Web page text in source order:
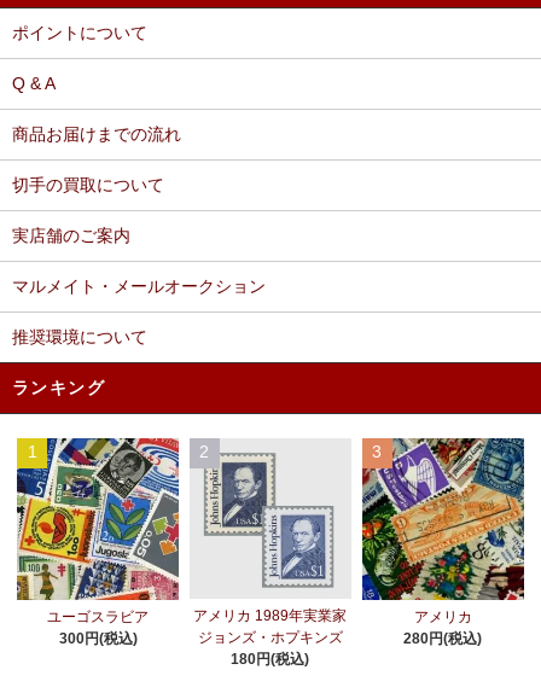
ポイントについて
Q & A
商品お届けまでの流れ
切手の買取について
実店舗のご案内
マルメイト・メールオークション
推奨環境について
ランキング
1
ユーゴスラビア
300円(税込)
2
アメリカ 1989年実業家
ジョンズ・ホプキンズ
180円(税込)
3
アメリカ
280円(税込)